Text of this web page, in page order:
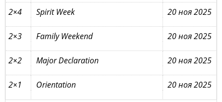
2×4 Spirit Week 20 ноя 2025
2×3 Family Weekend 20 ноя 2025
2×2 Major Declaration 20 ноя 2025
2×1 Orientation 20 ноя 2025